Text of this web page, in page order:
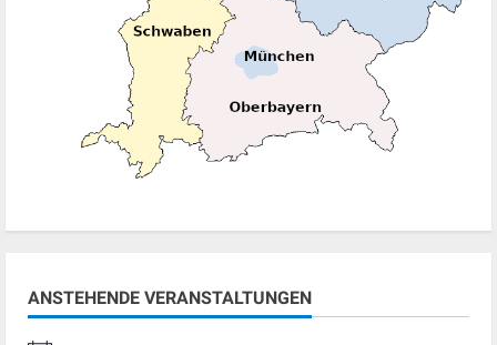
ANSTEHENDE VERANSTALTUNGEN